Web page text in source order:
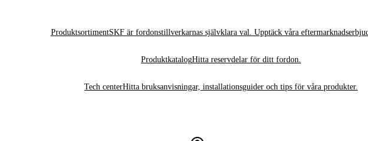
ProduktsortimentSKF är fordonstillverkarnas självklara val. Upptäck våra
ProduktkatalogHitta reservdelar för ditt fordon.
Tech centerHitta bruksanvisningar, installationsguider och tips för våra produkter.